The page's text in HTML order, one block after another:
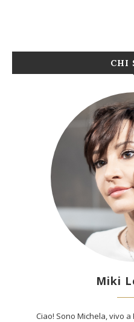
CHI
Miki
Ciao! Sono Michela, vivo